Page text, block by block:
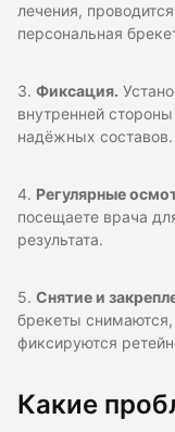
лечения,
персональная
3. Фиксация.
внутренней
надёжных составов.
4. Регулярные
посещаете врача
результата.
5. Снятие и
брекеты
фиксируются
Какие